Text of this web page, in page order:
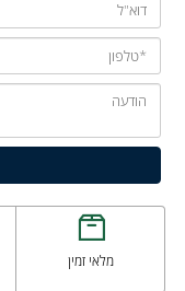
מלאי זמין